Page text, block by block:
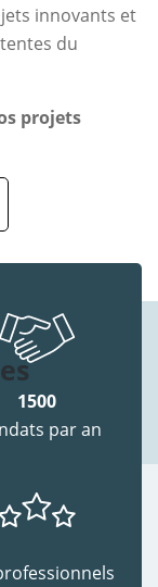
innovants et
du
projets
1500
par an